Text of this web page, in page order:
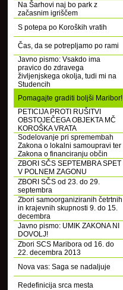
Na Šarhovi naj bo park z
začasnim igriščem
S potepa po Koroških vratih
Čas, da se potrepljamo po rami
Javno pismo: Vsakdo ima
pravico do zdravega
življenjskega okolja, tudi mi na
Studencih
Pomagajte graditi boljši Maribor!
PETICIJA PROTI RUŠITVI
OBSTOJEČEGA OBJEKTA MČ
KOROŠKA VRATA
Sodelovanje pri spremembah
Zakona o lokalni samoupravi ter
Zakona o financiranju občin
ZBORI SČS SEPTEMBRA SPET
V POLNEM ZAGONU
ZBORI SČS od 23. do 29.
septembra
Zbori samoorganiziranih četrtnih
in krajevnih skupnosti 9. do 15.
decembra
Javno pismo: UMIK ZAKONA NI
DOVOLJ!
Zbori SCS Maribora od 16. do
22. decembra 2013
Nova vas: Saga se nadaljuje
Redefinicija srca mesta